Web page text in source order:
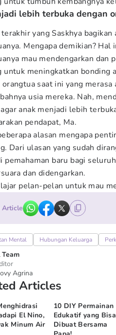
lebih terbuka dengan
yang Saskhya
Mengapa demikian? Hal
mau mendengarkan dan
untuk meningkatkan bonding
orangtua saat ini yang
usia mereka. Nah,
anak menjadi lebih
pendapat, Ma.
alasan mengapa
Dari ulasan yang sudah
pemahaman baru bagi
dan didengarkan.
pelan-pelan untuk mau
Article
Mental Hubungan Keluarga
Agrina
Articles
El Nino,
Minum Air
10 DIY Permainan
Edukatif yang Bisa
Dibuat Bersama